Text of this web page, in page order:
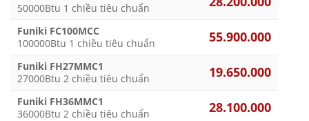
50000Btu 1 chiều tiêu chuẩn
Funiki FC100MCC
100000Btu 1 chiều tiêu chuẩn
55.900.000
Funiki FH27MMC1
27000Btu 2 chiều tiêu chuẩn
19.650.000
Funiki FH36MMC1
36000Btu 2 chiều tiêu chuẩn
28.100.000